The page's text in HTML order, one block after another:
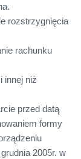
rozstrzygnięcia
rachunku
innej niż
przed datą
formy
2005r. w